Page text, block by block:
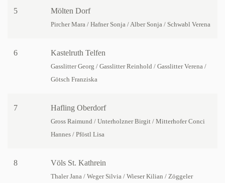
5 Mölten Dorf
Pircher Mara / Hafner Sonja / Alber Sonja / Schwabl Verena
6 Kastelruth Telfen
Gasslitter Georg / Gasslitter Reinhold / Gasslitter Verena /
Götsch Franziska
7 Hafling Oberdorf
Gross Raimund / Unterholzner Birgit / Mitterhofer Conci
Hannes / Pföstl Lisa
8 Völs St. Kathrein
Thaler Jana / Weger Silvia / Wieser Kilian / Zöggeler